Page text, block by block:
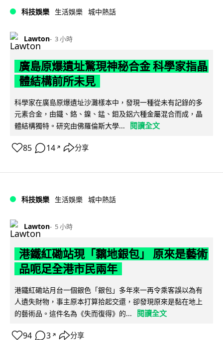
科技娛樂 生活娛樂 城中熱話
Lawton 3 小時
廣島原爆遺址驚現神秘合金 科學家指晶
體結構前所未見
科學家在廣島原爆遺址沙灘樣本中，發現一種從未有記錄的多
元素合金，由鐵、鉻、鎳、錳、鉬及鋁六種金屬混合而成，晶
體結構獨特。研究由佛羅倫斯大學...
閱讀全文
85 14 ↗ 分享
科技娛樂 生活娛樂 城中熱話
Lawton 5 小時
港鐵紅磡站現「黐地銀包」 原來是藝術
品呃足全港市民兩年
港鐵紅磡站月台一個銀色「銀包」多年來一再令乘客誤以為有
人遺失財物，事主原本打算拾起交還，卻發現原來是黏在地上
的藝術品。這件名為《失而復得》的...
閱讀全文
94 3 ↗ 分享